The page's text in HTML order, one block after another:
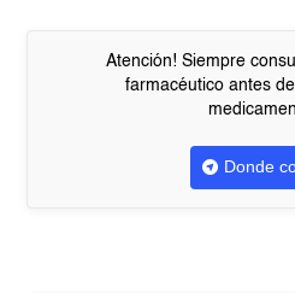
Atención! Siempre
farmacéutico antes
Donde